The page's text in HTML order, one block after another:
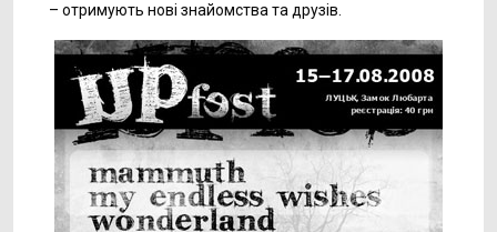
– отримують нові знайомства та друзів.